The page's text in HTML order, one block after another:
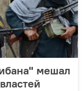
мешал